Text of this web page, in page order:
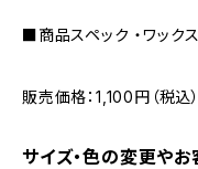
■商品スペック ・ワック
販売価格：1,100円（税込）
サイズ・色の変更や